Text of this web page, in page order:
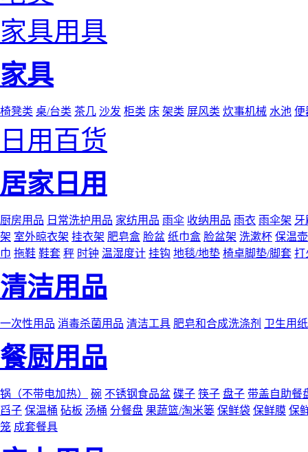
家具用具
家具
椅凳类 桌/台类 茶几 沙发 柜类 床 架类 屏风类 炊事机械 水池 便
日用百货
居家日用
厨房用品 日常洗护用品 家纺用品 雨伞 收纳用品 雨衣 雨伞架 牙
架 室外晾衣架 挂衣架 肥皂盒 脸盆 纸巾盒 脸盆架 洗漱杯 保温
巾 拖鞋 鞋套 秤 时钟 温湿度计 挂钩 地毯/地垫 椅卓脚垫/脚套 打
清洁用品
一次性用品 消毒杀菌用品 清洁工具 肥皂和合成洗涤剂 卫生用
餐厨用品
锅（不带电加热） 碗 不锈钢食品盆 碟子 筷子 盘子 带盖自助餐
舀子 保温桶 砧板 汤桶 分餐盘 果蔬篮/淘米篓 保鲜袋 保鲜膜 保
笼 成套餐具